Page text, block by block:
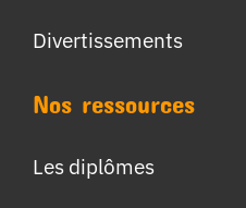
Divertissements
Nos ressources
Les diplômes